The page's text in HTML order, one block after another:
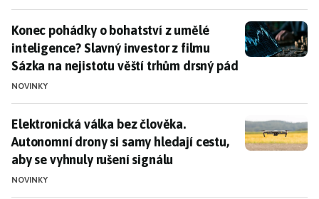
Konec pohádky o bohatství z umělé inteligence?
Konec pohádky o bohatství z umělé
inteligence? Slavný investor z filmu
Sázka na nejistotu věští trhům drsný pád
NOVINKY
Elektronická válka bez člověka. Autonomní drony si
Elektronická válka bez člověka.
Autonomní drony si samy hledají cestu,
aby se vyhnuly rušení signálu
NOVINKY